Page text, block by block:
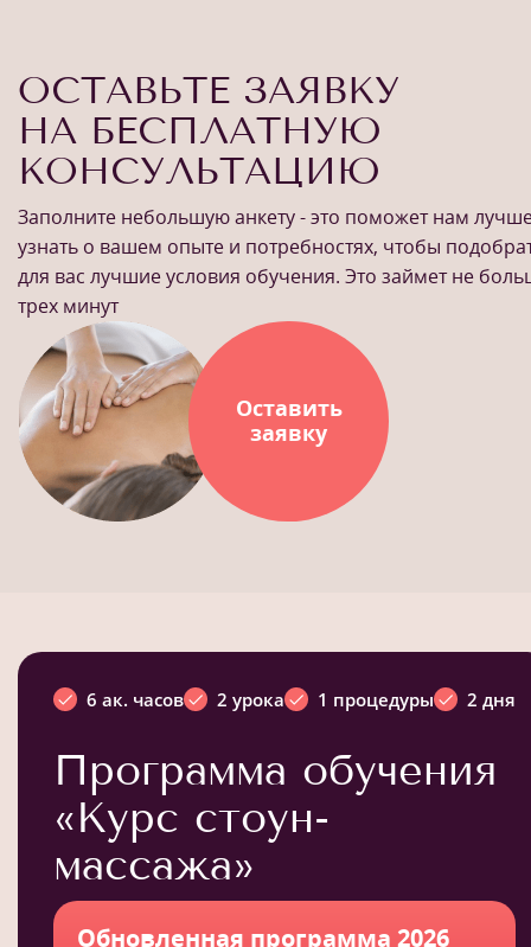
ОСТАВЬТЕ ЗАЯВКУ
НА БЕСПЛАТНУЮ
КОНСУЛЬТАЦИЮ
Заполните небольшую анкету - это поможет нам
узнать о вашем опыте и потребностях, чтобы
для вас лучшие условия обучения. Это займет не
трех минут
Оставить
заявку
6 ак. часов 2 урока 1 процедуры 2 дня
Программа обучения
«Курс стоун-
массажа»
Обновленная программа 2026